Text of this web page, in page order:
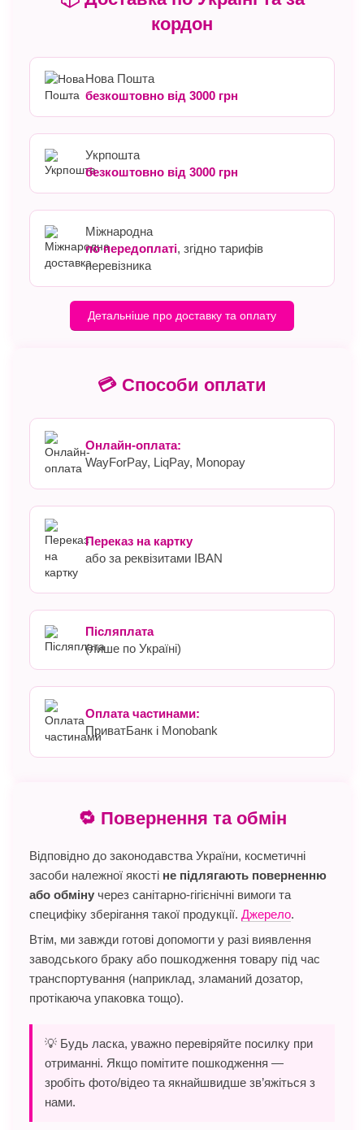
кордон
Нова Пошта
безкоштовно від 3000 грн
Укрпошта
безкоштовно від 3000 грн
Міжнародна
по передоплаті, згідно тарифів
перевізника
Детальніше про доставку та оплату
💳 Способи оплати
Онлайн-оплата:
WayForPay, LiqPay, Monopay
Переказ на картку
або за реквізитами IBAN
Післяплата
(лише по Україні)
Оплата частинами:
ПриватБанк і Monobank
🔁 Повернення та обмін
Відповідно до законодавства України, косметичні
засоби належної якості не підлягають поверненню
або обміну через санітарно-гігієнічні вимоги та
специфіку зберігання такої продукції. Джерело.
Втім, ми завжди готові допомогти у разі виявлення
заводського браку або пошкодження товару під час
транспортування (наприклад, зламаний дозатор,
протікаюча упаковка тощо).
💡 Будь ласка, уважно перевіряйте посилку при
отриманні. Якщо помітите пошкодження —
зробіть фото/відео та якнайшвидше зв’яжіться з
нами.